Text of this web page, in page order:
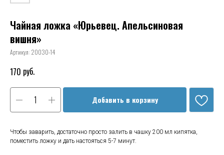
Чайная ложка «Юрьевец. Апельсиновая
вишня»
Артикул: 20030-14
170 руб.
Добавить в корзину
Чтобы заварить, достаточно просто залить в чашку 200 мл кипятка,
поместить ложку и дать настояться 5-7 минут.